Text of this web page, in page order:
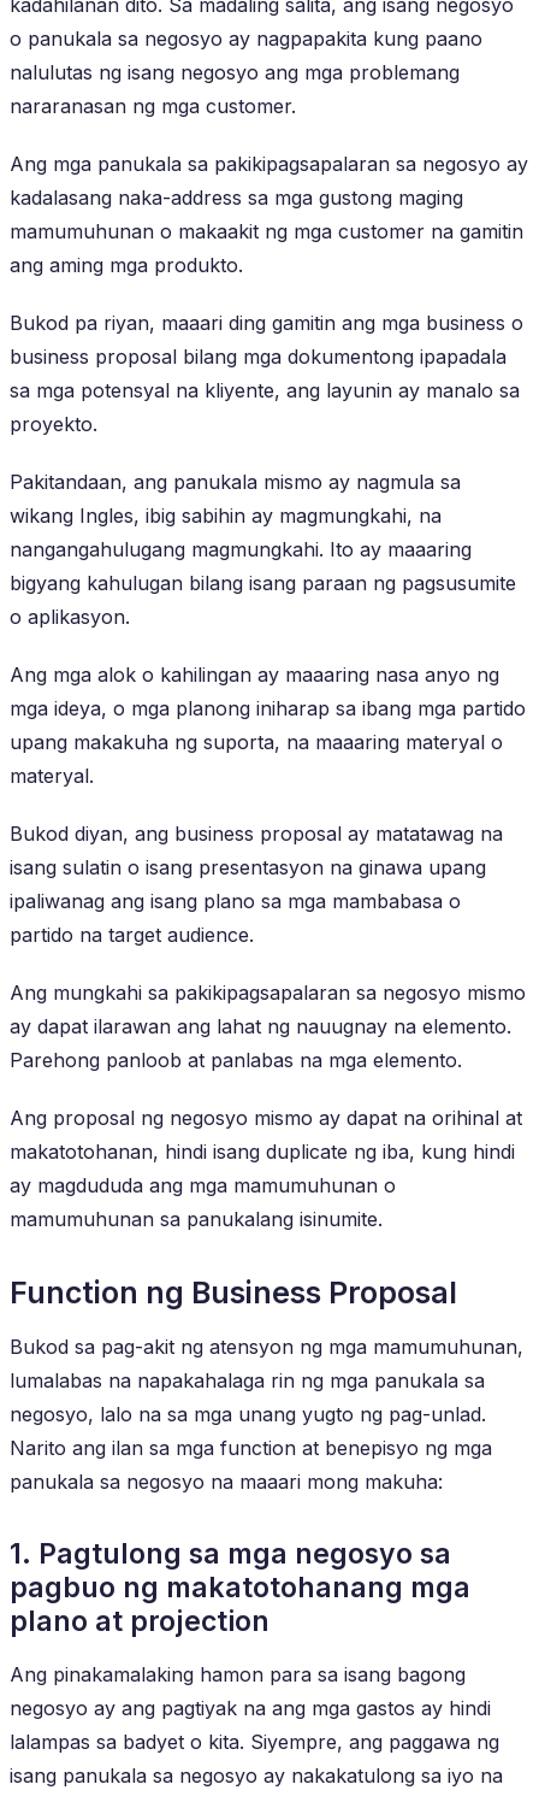
o panukala sa negosyo ay nagpapakita kung paano
nalulutas ng isang negosyo ang mga problemang
nararanasan ng mga customer.
Ang mga panukala sa pakikipagsapalaran sa negosyo ay
kadalasang naka-address sa mga gustong maging
mamumuhunan o makaakit ng mga customer na gamitin
ang aming mga produkto.
Bukod pa riyan, maaari ding gamitin ang mga business o
business proposal bilang mga dokumentong ipapadala
sa mga potensyal na kliyente, ang layunin ay manalo sa
proyekto.
Pakitandaan, ang panukala mismo ay nagmula sa
wikang Ingles, ibig sabihin ay magmungkahi, na
nangangahulugang magmungkahi. Ito ay maaaring
bigyang kahulugan bilang isang paraan ng pagsusumite
o aplikasyon.
Ang mga alok o kahilingan ay maaaring nasa anyo ng
mga ideya, o mga planong iniharap sa ibang mga partido
upang makakuha ng suporta, na maaaring materyal o
materyal.
Bukod diyan, ang business proposal ay matatawag na
isang sulatin o isang presentasyon na ginawa upang
ipaliwanag ang isang plano sa mga mambabasa o
partido na target audience.
Ang mungkahi sa pakikipagsapalaran sa negosyo mismo
ay dapat ilarawan ang lahat ng nauugnay na elemento.
Parehong panloob at panlabas na mga elemento.
Ang proposal ng negosyo mismo ay dapat na orihinal at
makatotohanan, hindi isang duplicate ng iba, kung hindi
ay magdududa ang mga mamumuhunan o
mamumuhunan sa panukalang isinumite.
Function ng Business Proposal
Bukod sa pag-akit ng atensyon ng mga mamumuhunan,
lumalabas na napakahalaga rin ng mga panukala sa
negosyo, lalo na sa mga unang yugto ng pag-unlad.
Narito ang ilan sa mga function at benepisyo ng mga
panukala sa negosyo na maaari mong makuha:
1. Pagtulong sa mga negosyo sa
pagbuo ng makatotohanang mga
plano at projection
Ang pinakamalaking hamon para sa isang bagong
negosyo ay ang pagtiyak na ang mga gastos ay hindi
lalampas sa badyet o kita. Siyempre, ang paggawa ng
isang panukala sa negosyo ay nakakatulong sa iyo na